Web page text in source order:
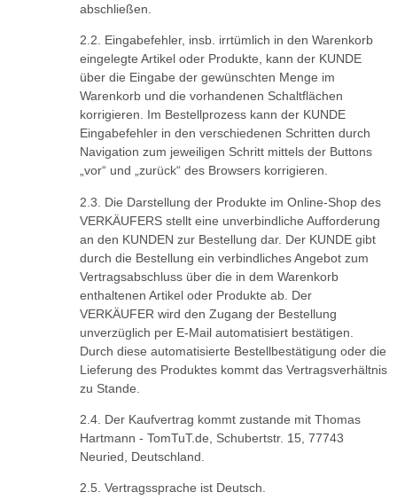
abschließen.
Eingabefehler, insb. irrtümlich in den Warenkorb
eingelegte Artikel oder Produkte, kann der KUNDE
über die Eingabe der gewünschten Menge im
Warenkorb und die vorhandenen Schaltflächen
korrigieren. Im Bestellprozess kann der KUNDE
Eingabefehler in den verschiedenen Schritten durch
Navigation zum jeweiligen Schritt mittels der Buttons
„vor“ und „zurück“ des Browsers korrigieren.
Die Darstellung der Produkte im Online-Shop des
VERKÄUFERS stellt eine unverbindliche Aufforderung
an den KUNDEN zur Bestellung dar. Der KUNDE gibt
durch die Bestellung ein verbindliches Angebot zum
Vertragsabschluss über die in dem Warenkorb
enthaltenen Artikel oder Produkte ab. Der
VERKÄUFER wird den Zugang der Bestellung
unverzüglich per E-Mail automatisiert bestätigen.
Durch diese automatisierte Bestellbestätigung oder die
Lieferung des Produktes kommt das Vertragsverhältnis
zu Stande.
Der Kaufvertrag kommt zustande mit Thomas
Hartmann - TomTuT.de, Schubertstr. 15, 77743
Neuried, Deutschland.
Vertragssprache ist Deutsch.